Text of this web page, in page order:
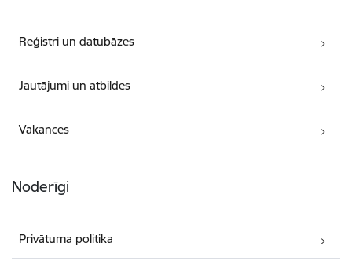
Reģistri un datubāzes
Jautājumi un atbildes
Vakances
Noderīgi
Privātuma politika